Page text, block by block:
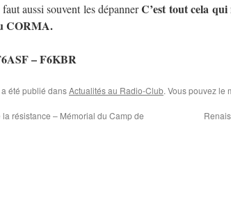
aussi souvent les dépannerC’est tout cela
CORMA.
– F6KBR
été publié dansActualités au Radio-Club. Vous pouvez le
la résistance – Mémorial du Camp de